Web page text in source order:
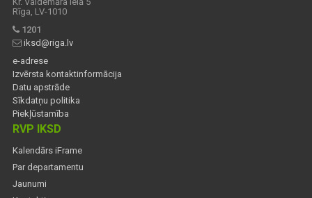
Rīga, LV-1010
1201
iksd@riga.lv
e-adrese
Izvērsta kontaktinformācija
Datu apstrāde
Sīkdatņu politika
Piekļūstamība
RVP IKSD
Kalendārs iFrame
Par departamentu
Jaunumi